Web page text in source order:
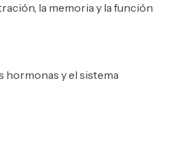
la memoria y la función
hormonas y el sistema